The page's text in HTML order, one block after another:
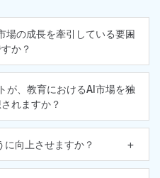
場の成長を牽引している要因
か？
が、教育におけるAI市場を独
れますか？
向上させますか？